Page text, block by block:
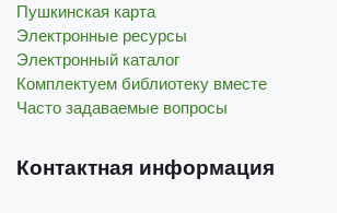
Пушкинская карта
Электронные ресурсы
Электронный каталог
Комплектуем библиотеку вместе
Часто задаваемые вопросы
Контактная информация